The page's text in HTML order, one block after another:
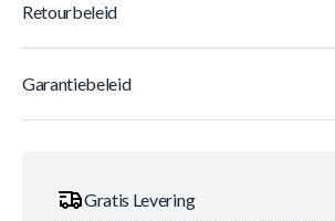
Retourbeleid
Garantiebeleid
Gratis Levering